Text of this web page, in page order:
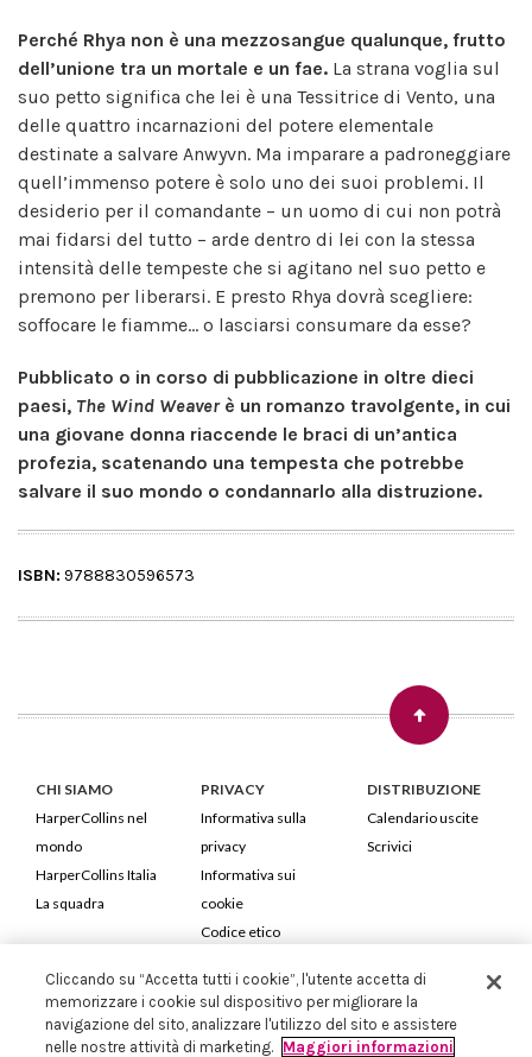
Perché Rhya non è una mezzosangue qualunque, frutto
dell’unione tra un mortale e un fae. La strana voglia sul
suo petto significa che lei è una Tessitrice di Vento, una
delle quattro incarnazioni del potere elementale
destinate a salvare Anwyvn. Ma imparare a padroneggiare
quell’immenso potere è solo uno dei suoi problemi. Il
desiderio per il comandante – un uomo di cui non potrà
mai fidarsi del tutto – arde dentro di lei con la stessa
intensità delle tempeste che si agitano nel suo petto e
premono per liberarsi. E presto Rhya dovrà scegliere:
soffocare le fiamme... o lasciarsi consumare da esse?
Pubblicato o in corso di pubblicazione in oltre dieci
paesi, The Wind Weaverè un romanzo travolgente, in cui
una giovane donna riaccende le braci di un’antica
profezia, scatenando una tempesta che potrebbe
salvare il suo mondo o condannarlo alla distruzione.
ISBN: 9788830596573
CHI SIAMO
HarperCollins nel
mondo
HarperCollins Italia
La squadra
PRIVACY
Informativa sulla
privacy
Informativa sui
cookie
Codice etico
DISTRIBUZIONE
Calendario uscite
Scrivici
HarperCollins Italia S.p.A. Viale Monte Nero, 84 - 20135 Milano
Cod. Fiscale e P.IVA 05946780151 - Capitale Sociale 258.250 €
Iscritta in Milano al Registro delle imprese nr.198004 e REA nr.1051898
Cliccando su “Accetta tutti i cookie”, l'utente accetta di
memorizzare i cookie sul dispositivo per migliorare la
navigazione del sito, analizzare l'utilizzo del sito e assistere
nelle nostre attività di marketing. Maggiori informazioni